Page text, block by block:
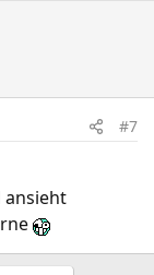
#7
ansieht